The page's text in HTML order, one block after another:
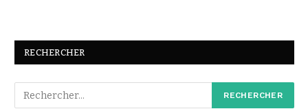
RECHERCHER